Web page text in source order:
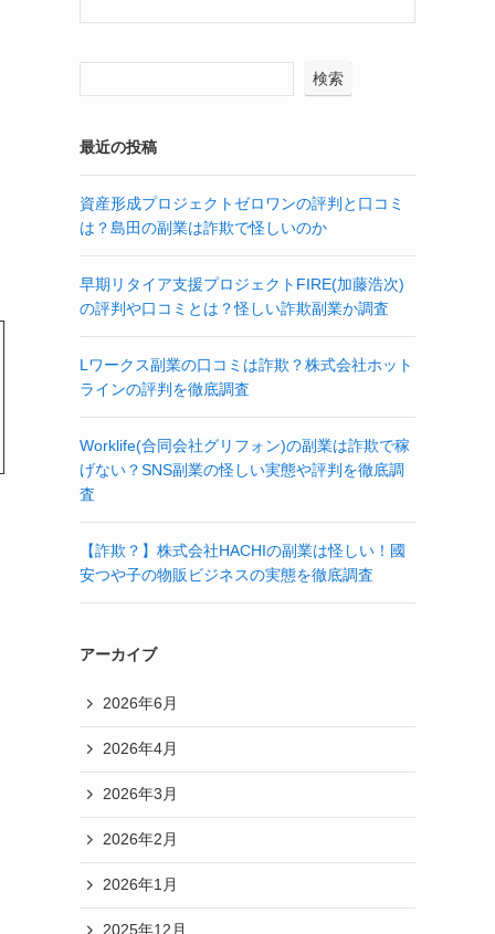
検索
最近の投稿
資産形成プロジェクトゼロワンの評判と口コミ
は？島田の副業は詐欺で怪しいのか
早期リタイア支援プロジェクトFIRE(加藤浩次)
の評判や口コミとは？怪しい詐欺副業か調査
Lワークス副業の口コミは詐欺？株式会社ホット
ラインの評判を徹底調査
Worklife(合同会社グリフォン)の副業は詐欺で稼
げない？SNS副業の怪しい実態や評判を徹底調
査
【詐欺？】株式会社HACHIの副業は怪しい！國
安つや子の物販ビジネスの実態を徹底調査
アーカイブ
2026年6月
2026年4月
2026年3月
2026年2月
2026年1月
2025年12月